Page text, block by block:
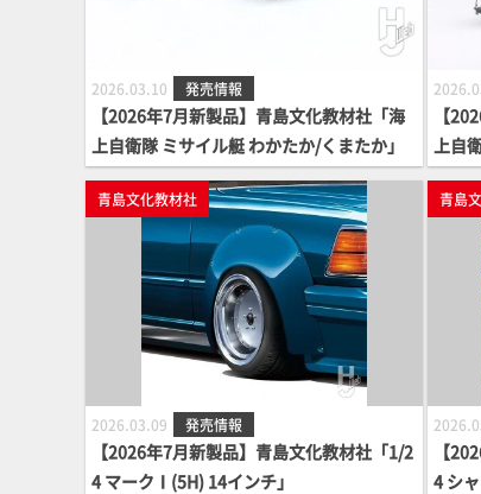
2026.03.10 発売情報
【2026年7月新製品】青島文化教材社「海
上自衛隊 ミサイル艇 わかたか/くまたか」
【
上自
青島文化教材社
2026.03.09 発売情報
【2026年7月新製品】青島文化教材社「1/2
4 マークⅠ(5H) 14インチ」
青島
【
4 シ